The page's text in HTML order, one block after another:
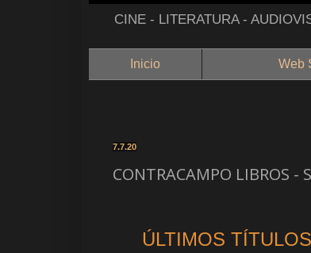
CINE - LITERATURA -
Inicio Web
7.7.20
CONTRACAMPO LIBROS -
ÚLTIMOS